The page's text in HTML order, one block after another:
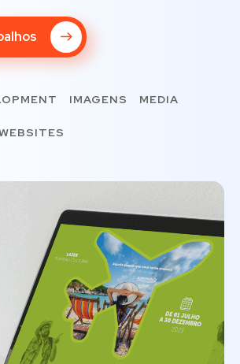
IMAGENS MEDIA
Agrosolo Me Leva
/PROMOÇÕES WEBSITES